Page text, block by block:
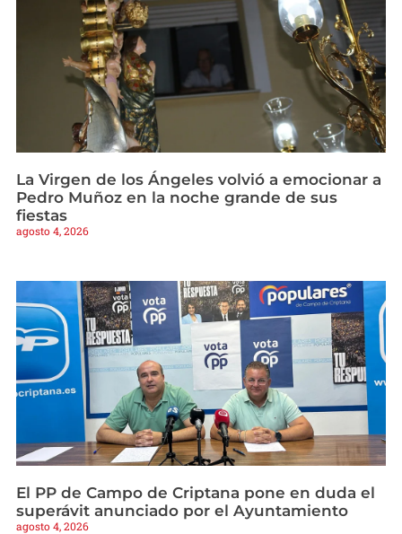
La Virgen de los Ángeles volvió a emocionar a
Pedro Muñoz en la noche grande de sus
fiestas
agosto 4, 2026
El PP de Campo de Criptana pone en duda el
superávit anunciado por el Ayuntamiento
agosto 4, 2026